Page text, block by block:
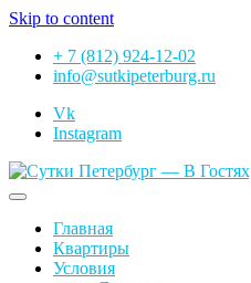
Skip to content
+ 7 (812) 924-12-02
info@sutkipeterburg.ru
Vk
Instagram
Главная
Квартиры
Условия